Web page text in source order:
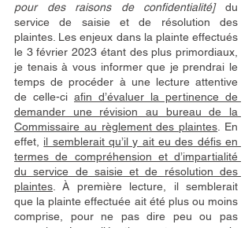
pour des raisons de confidentialité] du
service de saisie et de résolution des
plaintes. Les enjeux dans la plainte effectués
le 3 février 2023 étant des plus primordiaux,
je tenais à vous informer que je prendrai le
temps de procéder à une lecture attentive
de celle-ci afin d’évaluer la pertinence de
demander une révision au bureau de la
Commissaire au règlement des plaintes . En
effet, il semblerait qu’il y ait eu des défis en
termes de compréhension et d’impartialité
du service de saisie et de résolution des
plaintes . À première lecture, il semblerait
que la plainte effectuée ait été plus ou moins
comprise, pour ne pas dire peu ou pas